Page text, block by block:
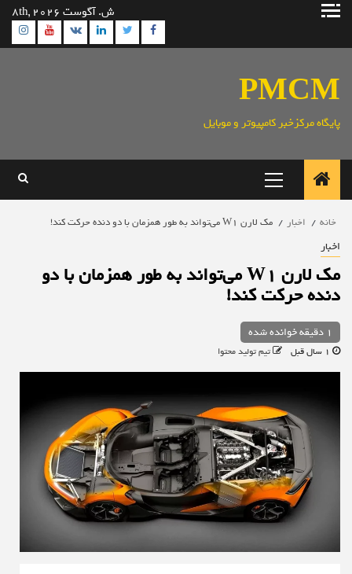
پرش
ش. آگوست 8th, 2026
Facebook
Twitter
Linkedin
VK
PMCM
پایگاه مرکزخبر کامپیوتر و موبایل
اصلی
خانه اخبار مک لارن W1 می‌تواند به طور همزمان با دو دنده حرکت کند!
اخبار
مک لارن W1 می‌تواند به طور همزمان با دو
دنده حرکت کند!
1 دقیقه خوانده شده
تیم تولید محتوا